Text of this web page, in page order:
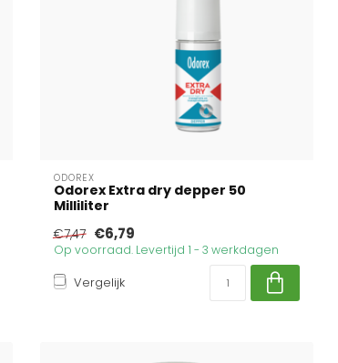
ODOREX
Odorex Extra dry depper 50
Milliliter
€7,47 €6,79
Op voorraad. Levertijd 1 - 3 werkdagen
Vergelijk